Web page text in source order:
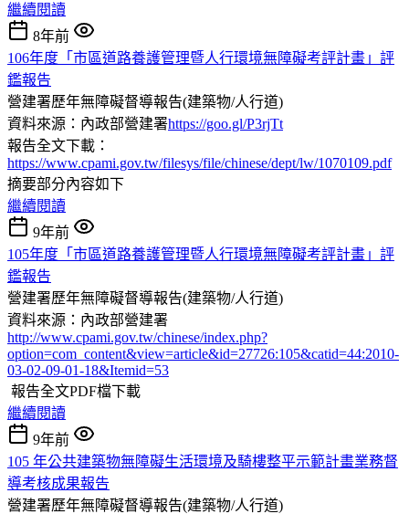
繼續閱讀
8年前
106年度「市區道路養護管理暨人行環境無障礙考評計畫」評
鑑報告
營建署歷年無障礙督導報告(建築物/人行道)
資料來源：內政部營建署https://goo.gl/P3rjTt
報告全文下載：
https://www.cpami.gov.tw/filesys/file/chinese/dept/lw/1070109.pdf
摘要部分內容如下
繼續閱讀
9年前
105年度「市區道路養護管理暨人行環境無障礙考評計畫」評
鑑報告
營建署歷年無障礙督導報告(建築物/人行道)
資料來源：內政部營建署
http://www.cpami.gov.tw/chinese/index.php?
option=com_content&view=article&id=27726:105&catid=44:2010-
03-02-09-01-18&Itemid=53
報告全文PDF檔下載
繼續閱讀
9年前
105 年公共建築物無障礙生活環境及騎樓整平示範計畫業務督
導考核成果報告
營建署歷年無障礙督導報告(建築物/人行道)